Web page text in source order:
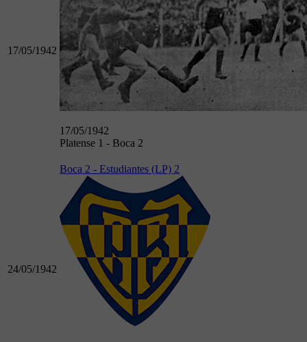
17/05/1942
17/05/1942
Platense 1 - Boca 2
24/05/1942
Boca 2 - Estudiantes (LP) 2